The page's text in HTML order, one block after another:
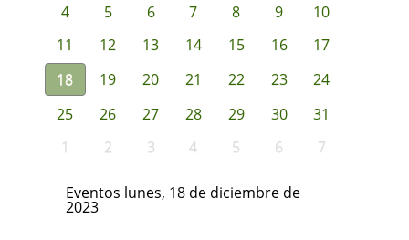
4
5 6 7 8 9
10
11
12 13 14 15 16
17
18
19 20 21 22 23
24
25
26 27 28 29 30
31
1
2 3 4 5 6 7
Eventos lunes, 18 de diciembre de
2023